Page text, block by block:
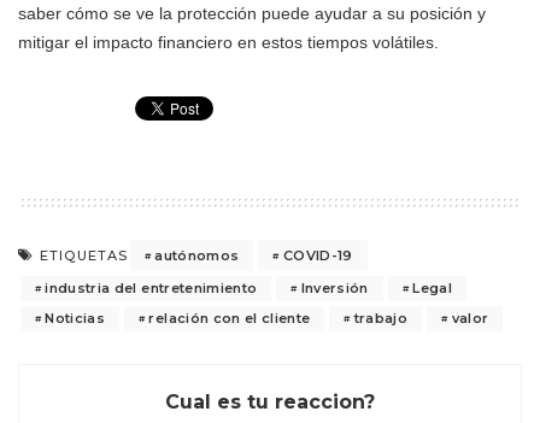
saber cómo se ve la protección puede ayudar a su posición y
mitigar el impacto financiero en estos tiempos volátiles.
ETIQUETAS autónomos
COVID-19
industria del entretenimiento
Inversión
Legal
Noticias
relación con el cliente trabajo valor
Cual es tu reaccion?